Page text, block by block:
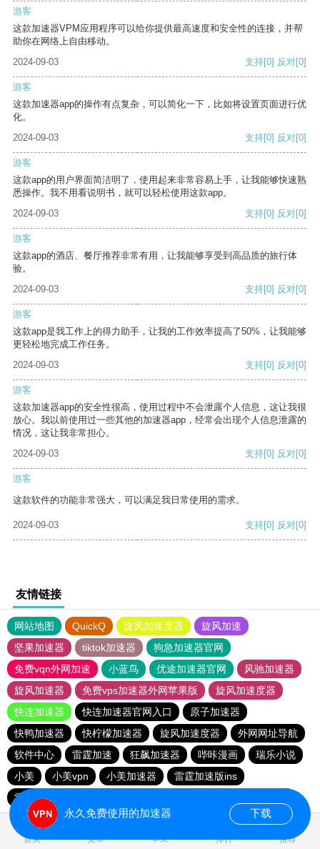
游客
这款加速器VPM应用程序可以给你提供最高速度和安全性的连接，并帮
助你在网络上自由移动。
2024-09-03
支持[0] 反对[0]
游客
这款加速器app的操作有点复杂，可以简化一下，比如将设置页面进行优
化。
2024-09-03
支持[0] 反对[0]
游客
这款app的用户界面简洁明了，使用起来非常容易上手，让我能够快速熟
悉操作。我不用看说明书，就可以轻松使用这款app。
2024-09-03
支持[0] 反对[0]
游客
这款app的酒店、餐厅推荐非常有用，让我能够享受到高品质的旅行体
验。
2024-09-03
支持[0] 反对[0]
游客
这款app是我工作上的得力助手，让我的工作效率提高了50%，让我能够
更轻松地完成工作任务。
2024-09-03
支持[0] 反对[0]
游客
这款加速器app的安全性很高，使用过程中不会泄露个人信息，这让我很
放心。我以前使用过一些其他的加速器app，经常会出现个人信息泄露的
情况，这让我非常担心。
2024-09-03
支持[0] 反对[0]
游客
这款软件的功能非常强大，可以满足我日常使用的需求。
2024-09-03 支持[0] 反对[0]
友情链接
网站地图 QuickQ 旋风加速度器
旋风加速
坚果加速器
tiktok加速器
狗急加速器官网
免费vqn外网加速
小蓝鸟 优途加速器官网
风驰加速器
旋风加速器
免费vps加速器外网苹果版
旋风加速度器
快连加速器
快连加速器官网入口
原子加速器
快鸭加速器
快柠檬加速器 旋风加速度器
外网网址导航
软件中心
雷霆加速 狂飙加速器 哔咔漫画
瑞乐小说
小美
小美vpn 小美加速器
雷霆加速版ins
雷霆加速下载
首页 安卓 苹果 排行 推荐
永久免费使用的加速器 下载
0.023312s